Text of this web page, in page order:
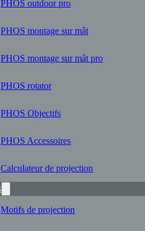
PHOS outdoor pro
PHOS montage sur mât
PHOS montage sur mât pro
PHOS rotator
PHOS Objectifs
PHOS Accessoires
Calculateur de projection
Motifs de projection